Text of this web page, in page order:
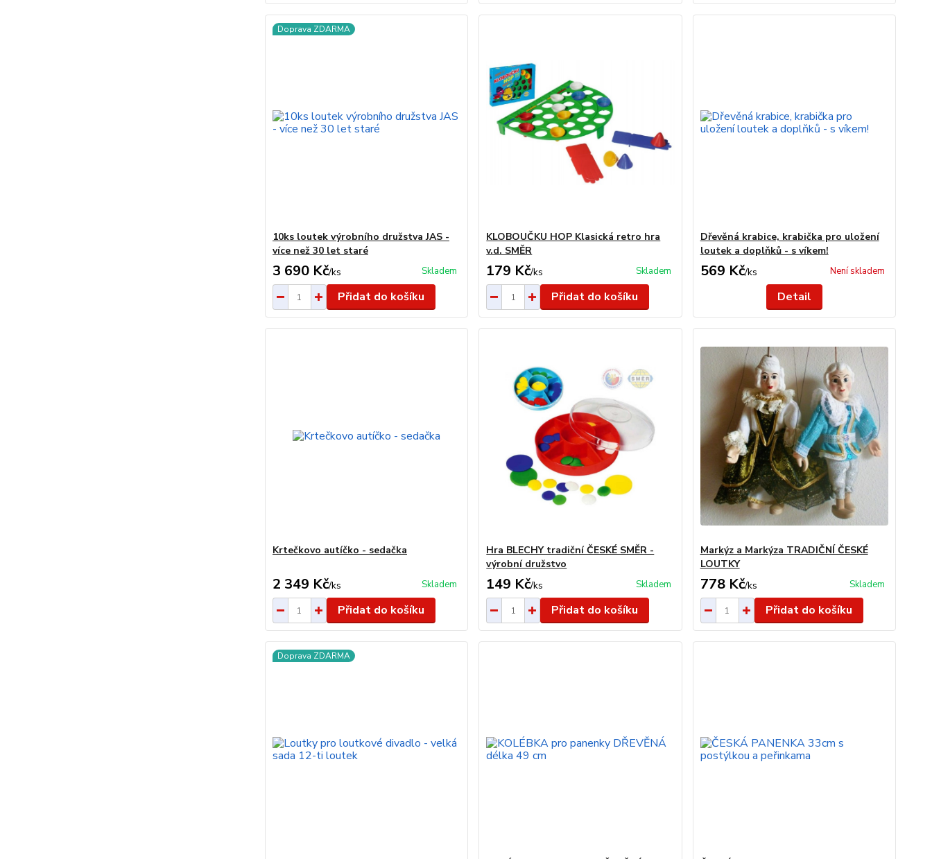
Doprava ZDARMA
10ks loutek výrobního družstva JAS -
více než 30 let staré
3 690 Kč/ks Skladem
Přidat do košíku
KLOBOUČKU HOP Klasická retro hra
v.d. SMĚR
179 Kč/ks Skladem
Přidat do košíku
Dřevěná krabice, krabička pro uložení
loutek a doplňků - s víkem!
569 Kč/ks Není skladem
Detail
Krtečkovo autíčko - sedačka
2 349 Kč/ks Skladem
Přidat do košíku
Hra BLECHY tradiční ČESKÉ SMĚR -
výrobní družstvo
149 Kč/ks Skladem
Přidat do košíku
Markýz a Markýza TRADIČNÍ ČESKÉ
LOUTKY
778 Kč/ks Skladem
Přidat do košíku
Doprava ZDARMA